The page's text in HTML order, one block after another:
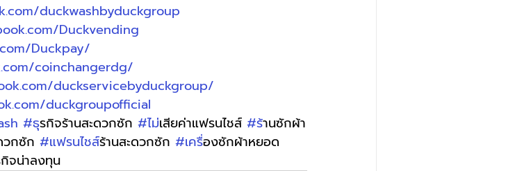
duckwashbyduckgroup
Duckvending
Duckpay/
coinchangerdg/
duckservicebyduckgroup/
duckgroupofficial
#ธุรกิจร้านสะดวกซัก #ไม่เสียค่าแฟรนไชส์ #ร้านซักผ้า
วกซัก #แฟรนไชส์ร้านสะดวกซัก #เครื่องซักผ้าหยอด
จน่าลงทุน